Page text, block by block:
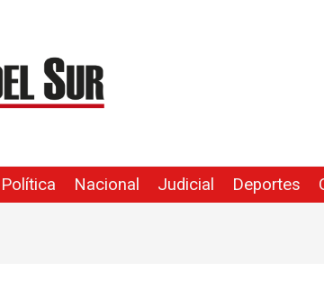
Política Nacional Judicial Deportes